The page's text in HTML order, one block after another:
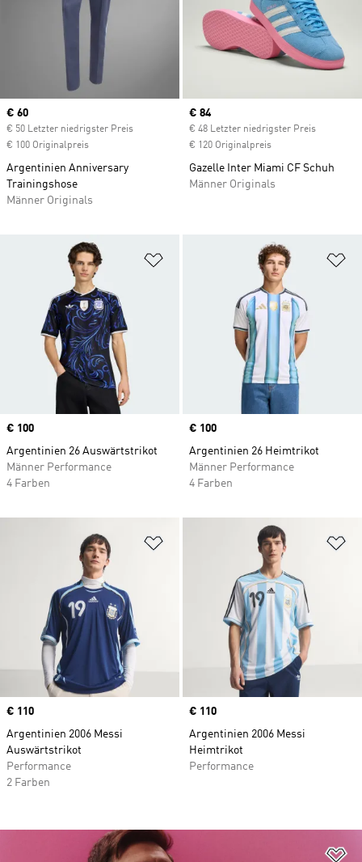
Current price
€ 60
€ 50 Letzter niedrigster Preis
€ 100 Originalpreis
Argentinien Anniversary
Trainingshose
Männer Originals
Current price
€ 84
€ 48 Letzter niedrigster Preis
€ 120 Originalpreis
Gazelle Inter Miami CF Schuh
Männer Originals
Zur Wunschliste hinzufügen
Price
€ 100
Argentinien 26 Auswärtstrikot
Männer Performance
4 Farben
Price
€ 100
Argentinien 26 Heimtrikot
Männer Performance
4 Farben
Zur Wunschliste hinzufügen
Price
€ 110
Argentinien 2006 Messi
Auswärtstrikot
Performance
2 Farben
Price
€ 110
Argentinien 2006 Messi
Heimtrikot
Performance